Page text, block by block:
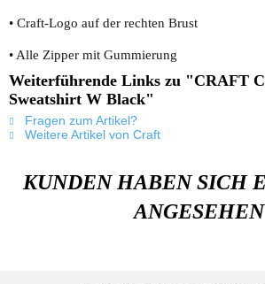
• Craft-Logo auf der rechten Brust
• Alle Zipper mit Gummierung
Weiterführende Links zu "CRAFT
Sweatshirt W Black"
Fragen zum Artikel?
Weitere Artikel von Craft
KUNDEN HABEN SICH
ANGESEHEN